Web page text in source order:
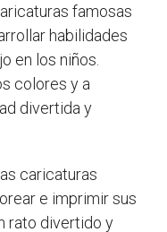
famosas
habilidades
en los niños.
colores y a
divertida y
caricaturas
e imprimir sus
rato divertido y